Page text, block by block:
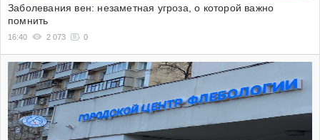
Заболевания вен: незаметная угроза, о которой важно
помнить
16:40 2 073 0